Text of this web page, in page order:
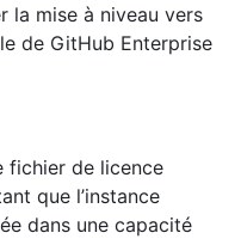
la mise à niveau vers
de GitHub Enterprise
fichier de licence
que l’instance
dans une capacité